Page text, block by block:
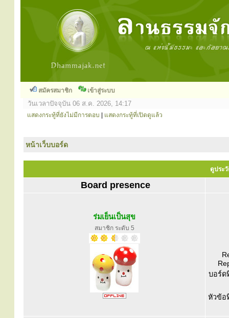
สมัครสมาชิก เข้าสู่ระบบ
วันเวลาปัจจุบัน 06 ส.ค. 2026, 14:17
แสดงกระทู้ที่ยังไม่มีการตอบ แสดงกระทู้ที่เปิดดูแล้ว
หน้าเว็บบอร์ด
ดูประ
Board presence
ร่มเย็นเป็นสุข
สมาชิก ระดับ 5
บอร์ด
หัวข้อ